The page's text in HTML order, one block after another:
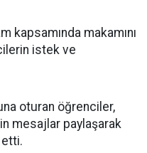
kapsamında makamını
istek ve
oturan öğrenciler,
mesajlar paylaşarak